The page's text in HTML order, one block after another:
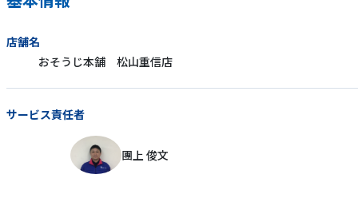
店舗名
おそうじ本舗 松山重信店
サービス責任者
團上 俊文